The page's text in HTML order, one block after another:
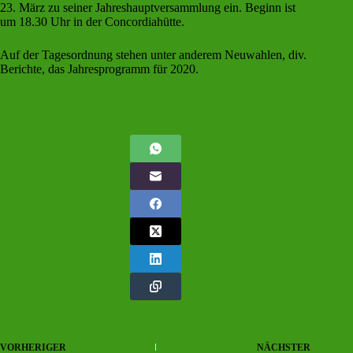
23. März zu seiner Jahreshauptversammlung ein. Beginn ist
um 18.30 Uhr in der Concordiahütte.
Auf der Tagesordnung stehen unter anderem Neuwahlen, div.
Berichte, das Jahresprogramm für 2020.
VORHERIGER NÄCHSTER